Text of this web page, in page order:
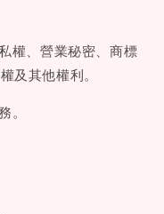
權、營業秘密、商標
及其他權利。
。